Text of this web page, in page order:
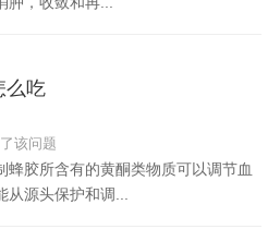
么吃
该问题
蜂胶所含有的黄酮类物质可以调节血
从源头保护和调...